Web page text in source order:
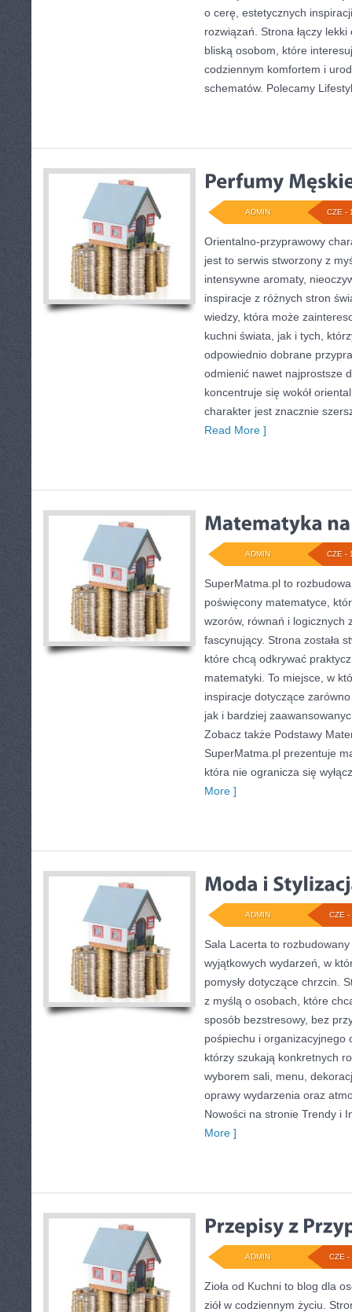
o cerę, estetycznych
rozwiązań. Strona łączy
bliską osobom, które
codziennym komfortem i
schematów. Polecamy
CZE -
ADMIN
Orientalno-przyprawowy
jest to serwis stworzony z
intensywne aromaty,
inspiracje z różnych stron
wiedzy, która może
kuchni świata, jak i tych,
odpowiednio dobrane
odmienić nawet najprostsze
koncentruje się wokół
charakter jest znacznie
Read More ]
CZE -
ADMIN
SuperMatma.pl to
poświęcony matematyce,
wzorów, równań i logicznych
fascynujący. Strona została
które chcą odkrywać
matematyki. To miejsce, w
inspiracje dotyczące
jak i bardziej
Zobacz także Podstawy
SuperMatma.pl prezentuje
która nie ogranicza się
More ]
CZE -
ADMIN
Sala Lacerta to
wyjątkowych wydarzeń, w
pomysły dotyczące chrzcin.
z myślą o osobach, które
sposób bezstresowy, bez
pośpiechu i organizacyjnego
którzy szukają konkretnych
wyborem sali, menu,
oprawy wydarzenia oraz
Nowości na stronie Trendy i
More ]
CZE -
ADMIN
Zioła od Kuchni to blog dla
ziół w codziennym życiu.